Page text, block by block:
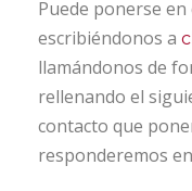
Puede ponerse
escribiéndonos a
llamándonos de
rellenando el
contacto que
responderemos